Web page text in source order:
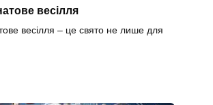
весілля
весілля – це свято не лише для